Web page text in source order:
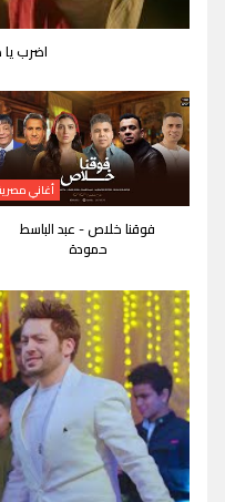
اضرب
أغاني
فوقنا خلاص - عبد الباسط
حمودة